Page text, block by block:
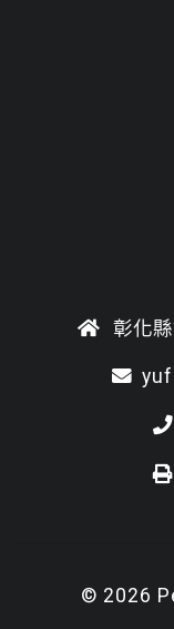
彰化
© 2026